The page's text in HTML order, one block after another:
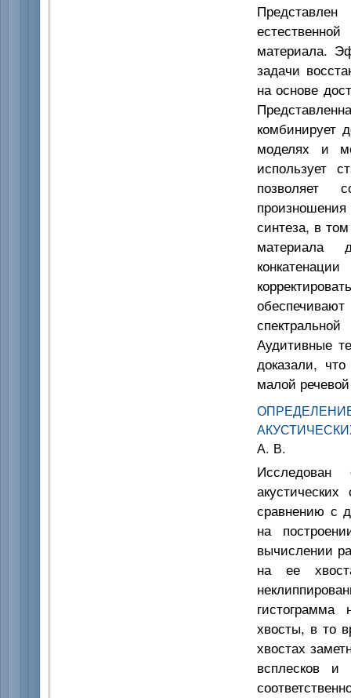
материала.
задачи
на основе
комбинирует
моделях и
использует
позволяет
синтеза, в
материала
Аудитивные
доказали,
малой
А. В.
Исследован
сравнению с
на
вычислении
на ее
гистограмма
хвосты, в то
хвостах
всплесков и